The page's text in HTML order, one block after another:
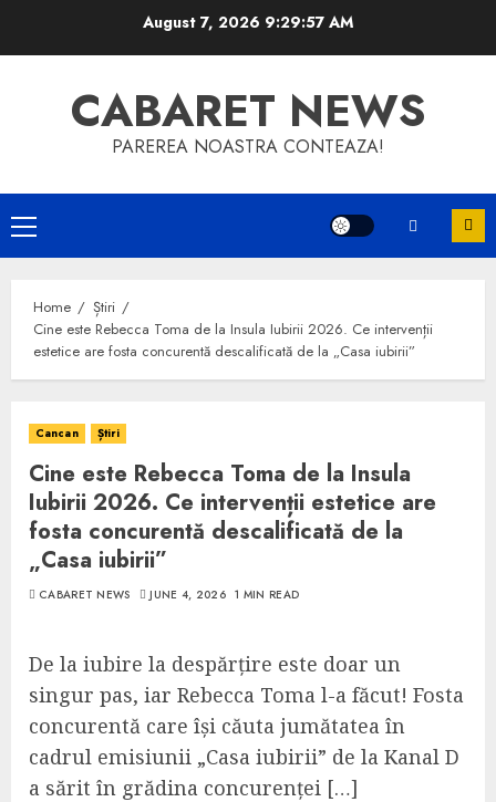
August 7, 2026 9:29:57 AM
CABARET NEWS
PAREREA NOASTRA CONTEAZA!
Primary
Menu
Home
Știri
Cine este Rebecca Toma de la Insula Iubirii 2026. Ce intervenții
estetice are fosta concurentă descalificată de la „Casa iubirii”
Cancan Știri
Cine este Rebecca Toma de la Insula
Iubirii 2026. Ce intervenții estetice are
fosta concurentă descalificată de la
„Casa iubirii”
CABARET NEWS JUNE 4, 2026 1 MIN READ
De la iubire la despărțire este doar un
singur pas, iar Rebecca Toma l-a făcut! Fosta
concurentă care își căuta jumătatea în
cadrul emisiunii „Casa iubirii” de la Kanal D
a sărit în grădina concurenței […]